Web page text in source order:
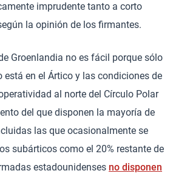
imprudente tanto a corto
la opinión de los firmantes.
Groenlandia no es fácil porque sólo
está en el Ártico y las condiciones de
al norte del Círculo Polar
del que disponen la mayoría de
las que ocasionalmente se
subárticos como el 20% restante de
estadounidenses no disponen